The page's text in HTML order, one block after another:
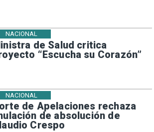
de Salud critica
“Escucha su Corazón”
NACIONAL
de Apelaciones rechaza
de absolución de
Crespo
NACIONAL